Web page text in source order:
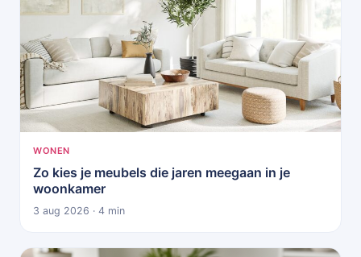
WONEN
Zo kies je meubels die jaren meegaan in je
woonkamer
3 aug 2026 · 4 min